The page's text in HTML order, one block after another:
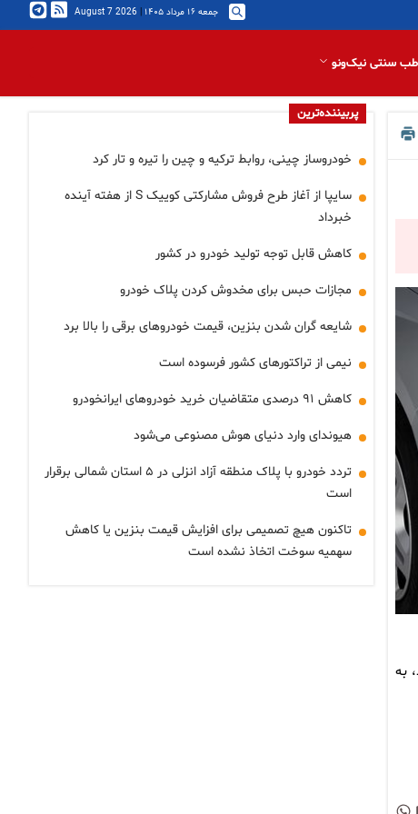
جمعه ۱۶ مرداد ۱۴۰۵ |
2026 August 7
سنتی نیک‌ونو
به
پربیننده‌ترین
خودروساز چینی، روابط ترکیه و چین را تیره و تار کرد
سایپا از آغاز طرح فروش مشارکتی کوییک S از هفته آینده
خبرداد
کاهش قابل توجه تولید خودرو در کشور
مجازات حبس برای مخدوش کردن پلاک خودرو
شایعه گران شدن بنزین، قیمت خودروهای برقی را بالا برد
نیمی از تراکتورهای کشور فرسوده است
کاهش ۹۱ درصدی متقاضیان خرید خودروهای ایرانخودرو
هیوندای وارد دنیای هوش مصنوعی می‌شود
تردد خودرو با پلاک منطقه آزاد انزلی در ۵ استان شمالی برقرار
است
تاکنون هیچ تصمیمی برای افزایش قیمت بنزین یا کاهش
سهمیه سوخت اتخاذ نشده است